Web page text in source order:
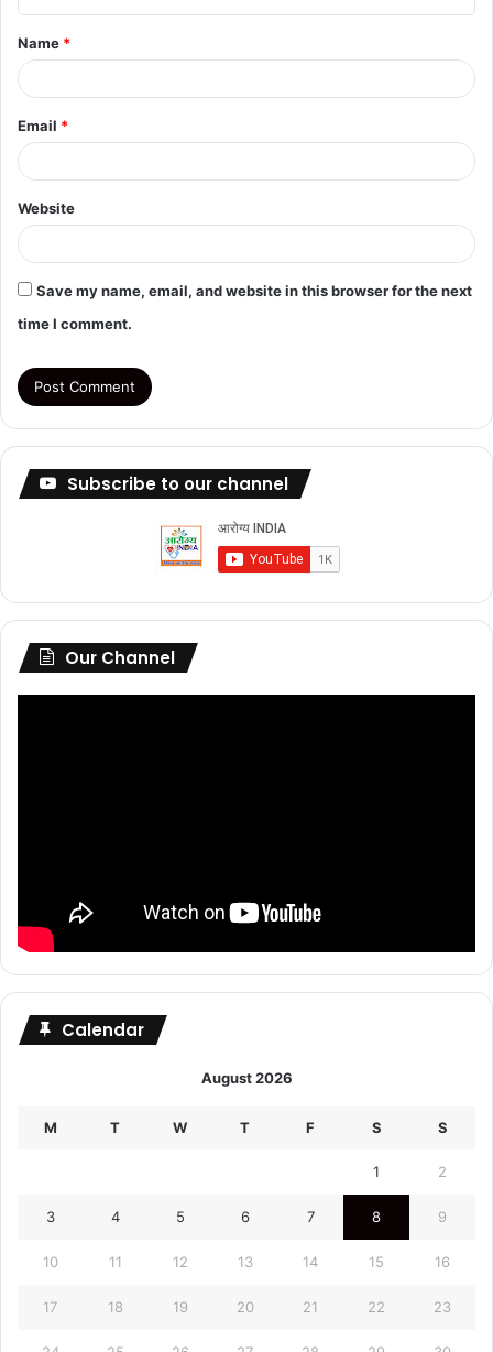
t
*
Name *
Email *
Website
Save my name, email, and website in this browser for the next
time I comment.
Subscribe to our channel
Our Channel
Calendar
August 2026
M T W T F S S
1 2
3 4 5 6 7 8 9
10 11 12 13 14 15 16
17 18 19 20 21 22 23